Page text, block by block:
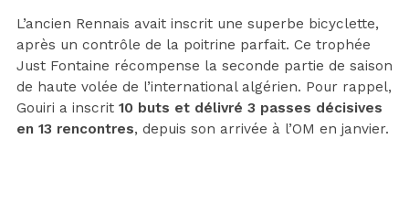
L’ancien Rennais avait inscrit une superbe bicyclette,
après un contrôle de la poitrine parfait. Ce trophée
Just Fontaine récompense la seconde partie de saison
de haute volée de l’international algérien. Pour rappel,
Gouiri a inscrit 10 buts et délivré 3 passes décisives
en 13 rencontres, depuis son arrivée à l’OM en janvier.